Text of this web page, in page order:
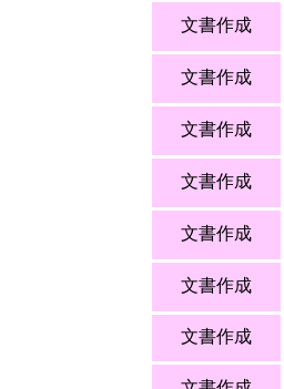
文書作成
文書作成
文書作成
文書作成
文書作成
文書作成
文書作成